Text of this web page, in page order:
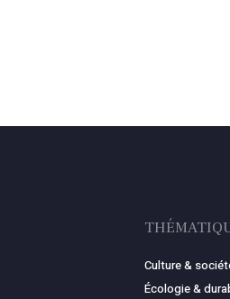
Culture &
Écologie &